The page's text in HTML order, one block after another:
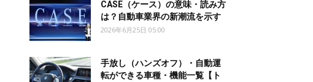
CASE（ケース）の意味・読み方
は？自動車業界の新潮流を示す
2026年6月25日 05:00
手放し（ハンズオフ）・自動運
転ができる車種・機能一覧【ト